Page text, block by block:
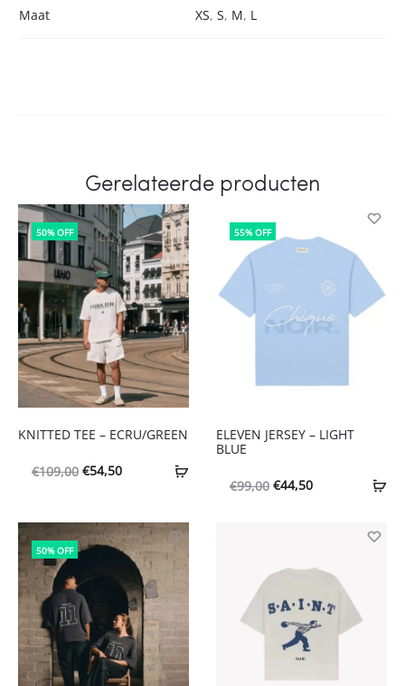
Maat XS, S, M, L
Gerelateerde producten
50% OFF
KNITTED TEE – ECRU/GREEN
€109,00 Oorspronkelijke
was:
€109,00.
€54,50Huidige
is:
€54,50.
55% OFF
ELEVEN JERSEY – LIGHT
BLUE
€99,00 Oorspronkelijke
€99,00.
€44,50Huidige
€44,50.
50% OFF